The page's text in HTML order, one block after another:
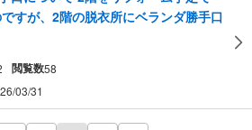
すが、2階の脱衣所にベランダ勝手口
閲覧数58
03/31